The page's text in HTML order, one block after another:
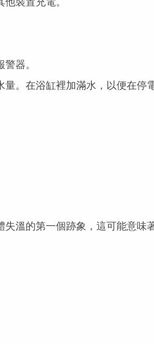
器。
。在浴缸裡加滿水，以便在停
溫的第一個跡象，這可能意味